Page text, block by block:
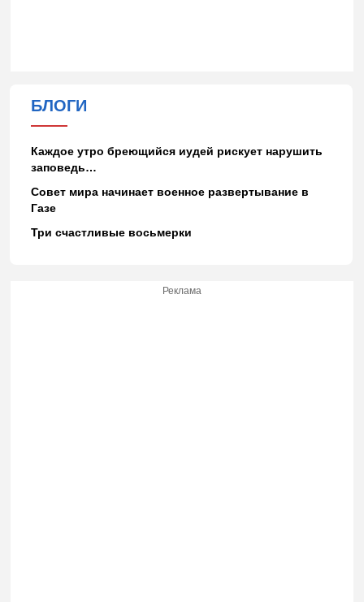
БЛОГИ
Каждое утро бреющийся иудей рискует нарушить
заповедь…
Совет мира начинает военное развертывание в
Газе
Три счастливые восьмерки
Реклама